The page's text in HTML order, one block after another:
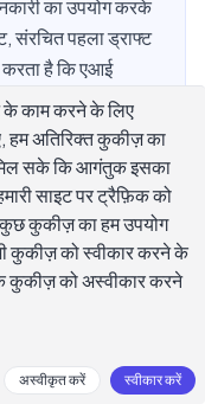
का उपयोग करके
संरचित पहला ड्राफ्ट
है कि एआई
उनकी सीमाएं कहां
हमेशा लाइसेंसप्राप्त
एआई ड्राफ्ट कितना
और यह क्या कर
के काम करने के लिए
हम अतिरिक्त कुकीज़ का
सके कि आगंतुक इसका
साइट पर ट्रैफ़िक को
कुकीज़ का हम उपयोग
कुकीज़ को स्वीकार करने के
कुकीज़ को अस्वीकार करने
अस्वीकृत करें स्वीकार करें